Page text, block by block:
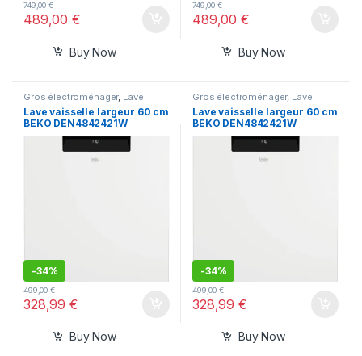
489,00€
749,00€
Buy Now
489,00€
749,00€
Buy Now
Gros électroménager, Lave
vaisselle
Lave vaisselle largeur 60 cm
BEKO DEN4842421W
-34%
328,99€
499,00€
Buy Now
Gros électroménager, Lave
vaisselle
Lave vaisselle largeur 60 cm
BEKO DEN4842421W
-34%
328,99€
499,00€
Buy Now